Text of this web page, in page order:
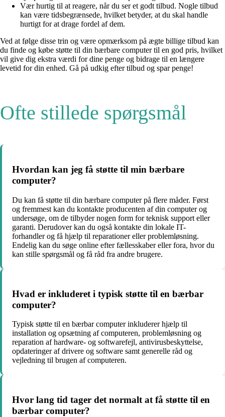
Vær hurtig til at reagere, når du ser et godt tilbud. Nogle tilbud
kan være tidsbegrænsede, hvilket betyder, at du skal handle
hurtigt for at drage fordel af dem.
Ved at følge disse trin og være opmærksom på ægte billige tilbud kan
du finde og købe støtte til din bærbare computer til en god pris, hvilket
vil give dig ekstra værdi for dine penge og bidrage til en længere
levetid for din enhed. Gå på udkig efter tilbud og spar penge!
Ofte stillede spørgsmål
Hvordan kan jeg få støtte til min bærbare
computer?
Du kan få støtte til din bærbare computer på flere måder. Først
og fremmest kan du kontakte producenten af din computer og
undersøge, om de tilbyder nogen form for teknisk support eller
garanti. Derudover kan du også kontakte din lokale IT-
forhandler og få hjælp til reparationer eller problemløsning.
Endelig kan du søge online efter fællesskaber eller fora, hvor du
kan stille spørgsmål og få råd fra andre brugere.
Hvad er inkluderet i typisk støtte til en bærbar
computer?
Typisk støtte til en bærbar computer inkluderer hjælp til
installation og opsætning af computeren, problemløsning og
reparation af hardware- og softwarefejl, antivirusbeskyttelse,
opdateringer af drivere og software samt generelle råd og
vejledning til brugen af computeren.
Hvor lang tid tager det normalt at få støtte til en
bærbar computer?